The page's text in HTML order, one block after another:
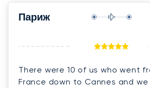
Париж
There were 10 of us who went
France down to Cannes and